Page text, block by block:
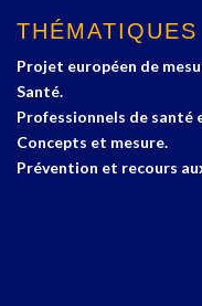
THÉMATIQUES
Projet européen de
Santé.
Professionnels de
Concepts et mesure.
Prévention et recours